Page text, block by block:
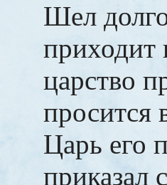
Шел
приходит
царство
просится
Царь его
приказал